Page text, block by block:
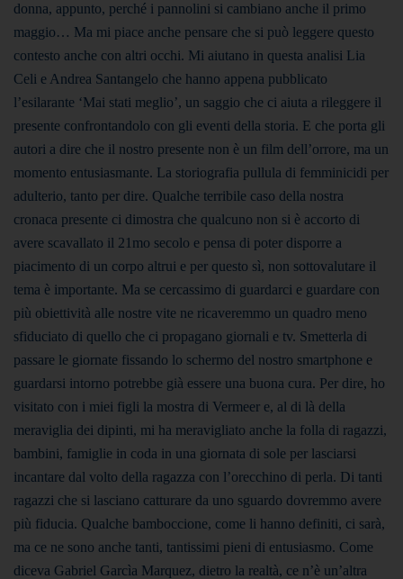
donna, appunto, perché i pannolini si cambiano anche il primo
maggio… Ma mi piace anche pensare che si può leggere questo
contesto anche con altri occhi. Mi aiutano in questa analisi Lia
Celi e Andrea Santangelo che hanno appena pubblicato
l’esilarante ‘Mai stati meglio’, un saggio che ci aiuta a rileggere il
presente confrontandolo con gli eventi della storia. E che porta gli
autori a dire che il nostro presente non è un film dell’orrore, ma un
momento entusiasmante. La storiografia pullula di femminicidi per
adulterio, tanto per dire. Qualche terribile caso della nostra
cronaca presente ci dimostra che qualcuno non si è accorto di
avere scavallato il 21mo secolo e pensa di poter disporre a
piacimento di un corpo altrui e per questo sì, non sottovalutare il
tema è importante. Ma se cercassimo di guardarci e guardare con
più obiettività alle nostre vite ne ricaveremmo un quadro meno
sfiduciato di quello che ci propagano giornali e tv. Smetterla di
passare le giornate fissando lo schermo del nostro smartphone e
guardarsi intorno potrebbe già essere una buona cura. Per dire, ho
visitato con i miei figli la mostra di Vermeer e, al di là della
meraviglia dei dipinti, mi ha meravigliato anche la folla di ragazzi,
bambini, famiglie in coda in una giornata di sole per lasciarsi
incantare dal volto della ragazza con l’orecchino di perla. Di tanti
ragazzi che si lasciano catturare da uno sguardo dovremmo avere
più fiducia. Qualche bamboccione, come li hanno definiti, ci sarà,
ma ce ne sono anche tanti, tantissimi pieni di entusiasmo. Come
diceva Gabriel Garcìa Marquez, dietro la realtà, ce n’è un’altra